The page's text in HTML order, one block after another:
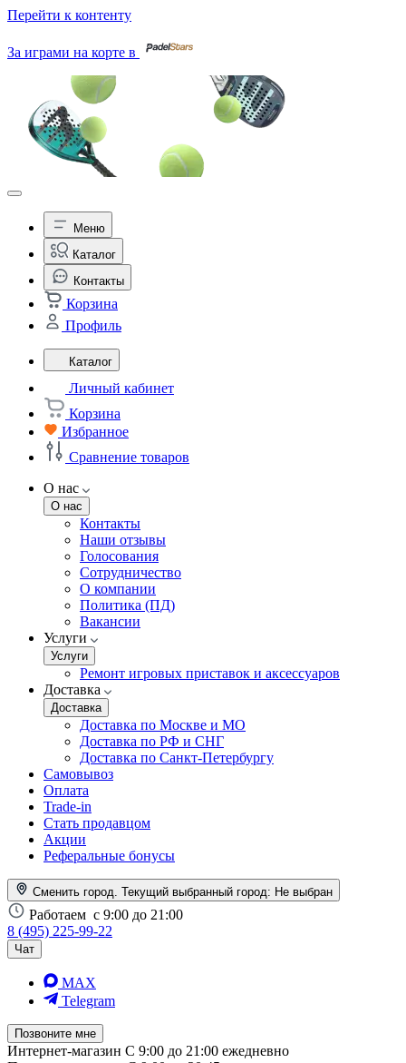
Перейти к контенту
За играми на корте в
Меню
Каталог
Контакты
Корзина
Профиль
Каталог
Личный кабинет
Корзина
Избранное
Сравнение товаров
О нас
О нас
Контакты
Наши отзывы
Голосования
Сотрудничество
О компании
Политика (ПД)
Вакансии
Услуги
Услуги
Ремонт игровых приставок и аксессуаров
Доставка
Доставка
Доставка по Москве и МО
Доставка по РФ и СНГ
Доставка по Санкт-Петербургу
Самовывоз
Оплата
Trade-in
Стать продавцом
Акции
Реферальные бонусы
Сменить город. Текущий выбранный город: Не выбран
Работаем с 9:00 до 21:00
8 (495) 225-99-22
Чат
MAX
Telegram
Позвоните мне
Интернет-магазин С 9:00 до 21:00 ежедневно